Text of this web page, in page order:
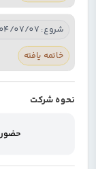
شروع: 1404/07/07
خاتمه یافته
نحوه شرکت